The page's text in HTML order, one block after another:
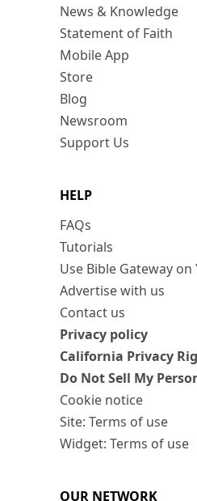
News & Knowledge
Statement of Faith
Mobile App
Store
Blog
Newsroom
Support Us
HELP
FAQs
Tutorials
Use Bible Gateway on
Advertise with us
Contact us
Privacy policy
California Privacy
Do Not Sell My
Cookie notice
Site: Terms of use
Widget: Terms of use
OUR NETWORK